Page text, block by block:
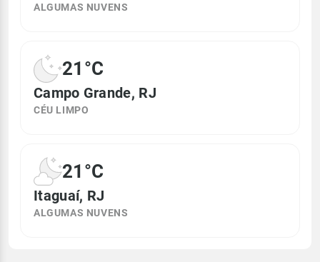
ALGUMAS NUVENS
21°C
Campo Grande, RJ
CÉU LIMPO
21°C
Itaguaí, RJ
ALGUMAS NUVENS